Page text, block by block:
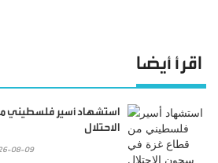
اقرأ أيضا
استشهاد أسير
الاحتلال
08-09